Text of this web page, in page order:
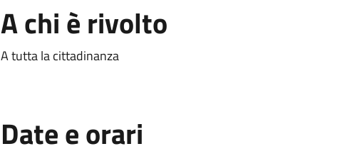
A chi è rivolto
A tutta la cittadinanza
Date e orari